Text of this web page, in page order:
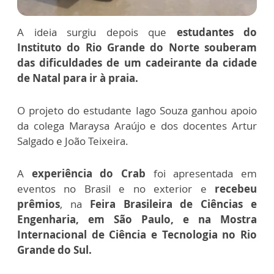
A ideia surgiu depois que estudantes do
Instituto do Rio Grande do Norte souberam
das dificuldades de um cadeirante da cidade
de Natal para ir à praia.
O projeto do estudante Iago Souza ganhou apoio
da colega Maraysa Araújo e dos docentes Artur
Salgado e João Teixeira.
A experiência do Crab foi apresentada em
eventos no Brasil e no exterior e recebeu
prêmios, na Feira Brasileira de Ciências e
Engenharia, em São Paulo, e na Mostra
Internacional de Ciência e Tecnologia no Rio
Grande do Sul.